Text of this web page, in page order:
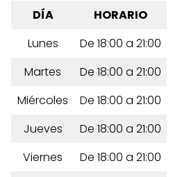
DÍA
HORARIO
Lunes
De 18:00 a 21:00
Martes
De 18:00 a 21:00
Miércoles
De 18:00 a 21:00
Jueves
De 18:00 a 21:00
Viernes
De 18:00 a 21:00